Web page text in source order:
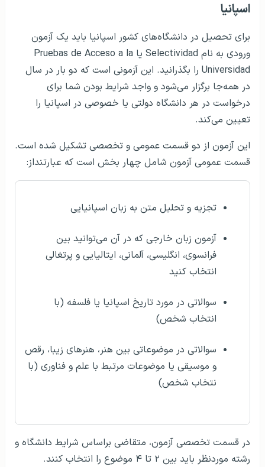
اسپانیا
برای تحصیل در دانشگاه‌های کشور اسپانیا باید یک آزمون
ورودی به نام Selectividad یا Pruebas de Acceso a la
Universidad را بگذرانید. این آزمونی است که دو بار در سال
در همه‌جا برگزار می‌شود و واجد شرایط بودن شما برای
درخواست در هر دانشگاه دولتی یا خصوصی در اسپانیا را
تعیین می‌کند.
این آزمون از دو قسمت عمومی و تخصصی تشکیل شده است.
قسمت عمومی آزمون شامل چهار بخش است که عبارتنداز:
تجزیه و تحلیل متن به زبان اسپانیایی
آزمون زبان خارجی که در آن می‌توانید بین
فرانسوی، انگلیسی، آلمانی، ایتالیایی و پرتغالی
انتخاب کنید
سوالاتی در مورد تاریخ اسپانیا یا فلسفه (با
انتخاب شخص)
سوالاتی در موضوعاتی بین هنر، هنرهای زیبا، رقص
و موسیقی یا موضوعات مرتبط با علم و فناوری (با
نتخاب شخص)
در قسمت تخصصی آزمون، متقاضی براساس شرایط دانشگاه و
رشته موردنظر باید بین ۲ تا ۴ موضوع را انتخاب کنند.